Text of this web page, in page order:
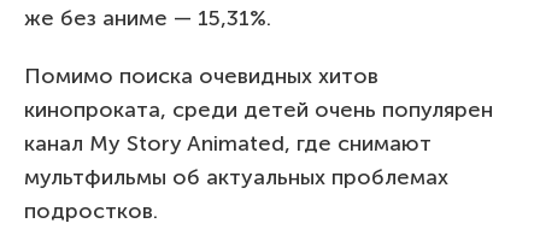
же без аниме — 15,31%.
Помимо поиска очевидных хитов
кинопроката, среди детей очень популярен
канал My Story Animated, где снимают
мультфильмы об актуальных проблемах
подростков.